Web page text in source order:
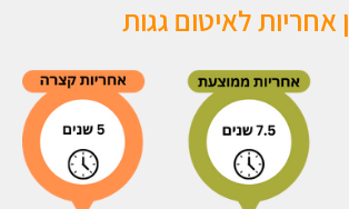
אחריות לאיטום גגות